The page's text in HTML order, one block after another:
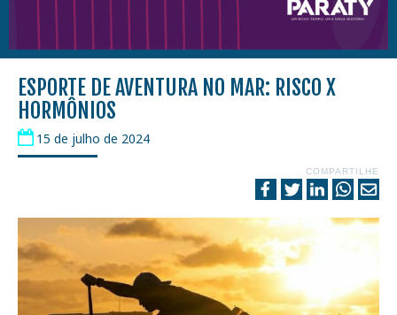
ESPORTE DE AVENTURA NO MAR: RISCO X
HORMÔNIOS
15 de julho de 2024
COMPARTILHE